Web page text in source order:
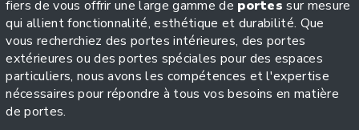
fiers de vous offrir une large gamme de portes sur mesure
qui allient fonctionnalité, esthétique et durabilité. Que
vous recherchiez des portes intérieures, des portes
extérieures ou des portes spéciales pour des espaces
particuliers, nous avons les compétences et l'expertise
nécessaires pour répondre à tous vos besoins en matière
de portes.